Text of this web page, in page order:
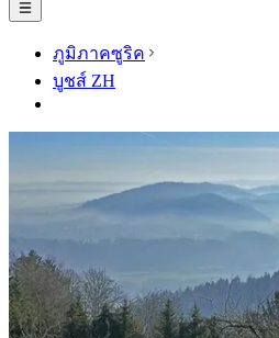
ภูมิภาคซูริค
บูชส์ ZH